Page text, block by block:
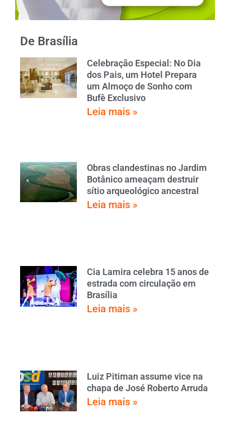
De Brasília
Celebração Especial: No Dia
dos Pais, um Hotel Prepara
um Almoço de Sonho com
Bufê Exclusivo
Leia mais »
Obras clandestinas no Jardim
Botânico ameaçam destruir
sítio arqueológico ancestral
Leia mais »
Cia Lamira celebra 15 anos de
estrada com circulação em
Brasília
Leia mais »
Luiz Pitiman assume vice na
chapa de José Roberto Arruda
Leia mais »